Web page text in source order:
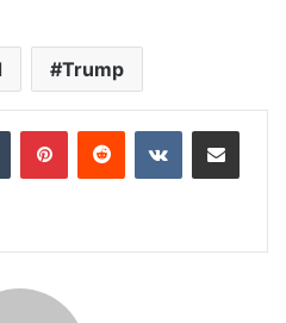
Trump
Tumblr PinterestReddit VKontakteShare via Email